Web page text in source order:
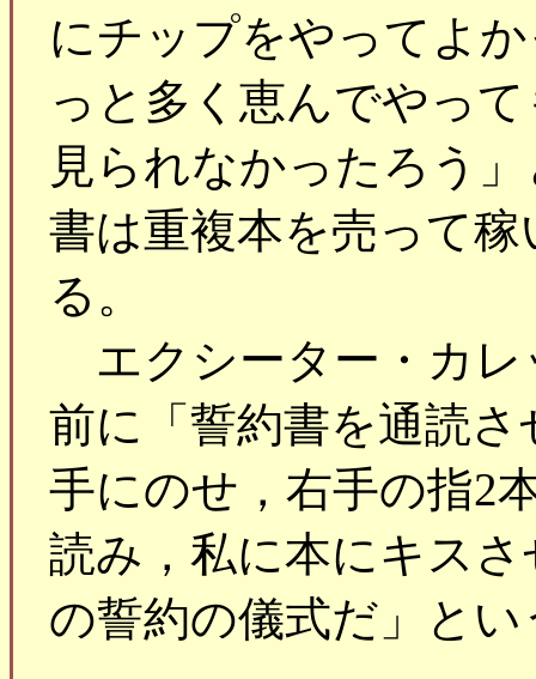
にチップをやってよ
っと多く恵んでやっ
見られなかったろう
書は重複本を売って
る。
エクシーター・カレ
前に「誓約書を通読
手にのせ，右手の指2
読み，私に本にキス
の誓約の儀式だ」とい